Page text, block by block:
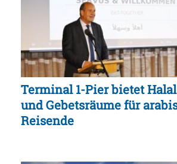
Terminal 1-Pier bietet
und Gebetsräume für
Reisende